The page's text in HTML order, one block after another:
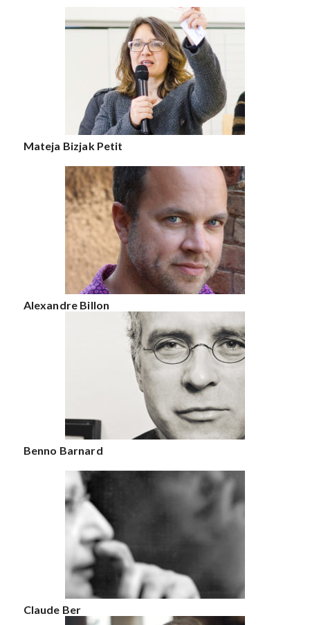
Mateja Bizjak Petit
Alexandre Billon
Benno Barnard
Claude Ber